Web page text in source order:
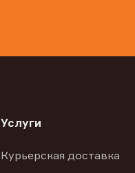
Услуги
Курьерская доставка